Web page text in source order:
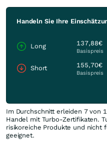
Handeln Sie Ihre
Long 137,88€
Basispreis
Short 155,70€
Basispreis
Im Durchschnitt erleiden 7 von
Handel mit Turbo-Zertifikaten.
risikoreiche Produkte und nicht
geeignet.